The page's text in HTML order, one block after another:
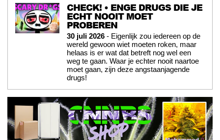
CHECK! • ENGE DRUGS DIE JE
ECHT NOOIT MOET
PROBEREN
30 juli 2026 - Eigenlijk zou iedereen op de
wereld gewoon wiet moeten roken, maar
helaas is er wat dat betreft nog wel een
weg te gaan. Waar je echter nooit naartoe
moet gaan, zijn deze angstaanjagende
drugs!